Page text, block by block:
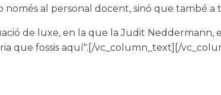
només al personal docent, sinó que també
de luxe, en la que la Judit Neddermann,
que fossis aquí".[/vc_column_text][/